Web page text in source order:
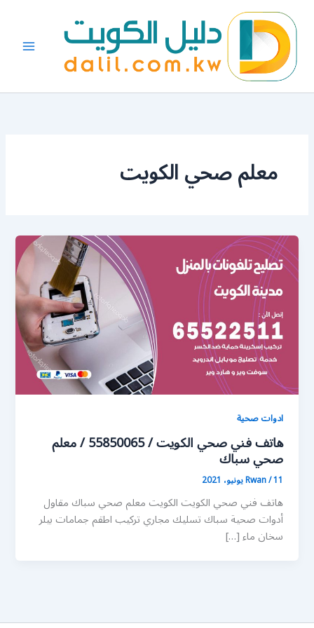
المحتوى
معلم صحي الكويت
ادوات صحية
هاتف فني صحي الكويت / 55850065 / معلم
صحي سباك
Rwan/11 يونيو، 2021
هاتف فني صحي الكويت الكويت معلم صحي سباك مقاول
أدوات صحية سباك تسليك مجاري تركيب اطقم جمامات بيلر
سخان ماء […]